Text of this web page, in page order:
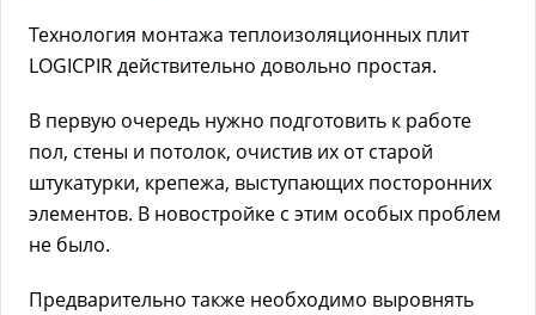
Технология монтажа теплоизоляционных плит
LOGICPIR действительно довольно простая.
В первую очередь нужно подготовить к работе
пол, стены и потолок, очистив их от старой
штукатурки, крепежа, выступающих посторонних
элементов. В новостройке с этим особых проблем
не было.
Предварительно также необходимо выровнять